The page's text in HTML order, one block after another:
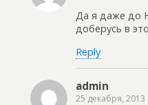
Да я даже до
доберусь в
Reply
admin
25 декабря, 2013